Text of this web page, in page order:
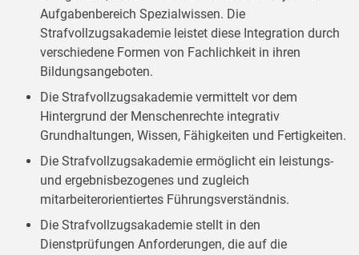
Aufgabenbereich Spezialwissen. Die
Strafvollzugsakademie leistet diese Integration durch
verschiedene Formen von Fachlichkeit in ihren
Bildungsangeboten.
Die Strafvollzugsakademie vermittelt vor dem
Hintergrund der Menschenrechte integrativ
Grundhaltungen, Wissen, Fähigkeiten und Fertigkeiten.
Die Strafvollzugsakademie ermöglicht ein leistungs-
und ergebnisbezogenes und zugleich
mitarbeiterorientiertes Führungsverständnis.
Die Strafvollzugsakademie stellt in den
Dienstprüfungen Anforderungen, die auf die